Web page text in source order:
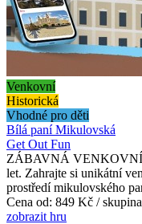
Venkovní
Historická
Vhodné pro děti
Bílá paní Mikulovská
Get Out Fun
ZÁBAVNÁ VENKOVNÍ
let. Zahrajte si unikátní
prostředí mikulovského
Cena od: 849 Kč / skupina
zobrazit hru